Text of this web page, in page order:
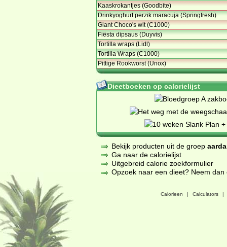
Kaaskrokantjes (Goodbite)
Drinkyoghurt perzik maracuja (Springfresh)
Giant Choco's wit (C1000)
Fiësta dipsaus (Duyvis)
Tortilla wraps (Lidl)
Tortilla Wraps (C1000)
Pittige Rookworst (Unox)
Dieetboeken op calorielijst
Bekijk producten uit de groep
Ga naar de calorielijst
Uitgebreid calorie zoekformulier
Opzoek naar een dieet? Neem
Calorieen | Calculators |